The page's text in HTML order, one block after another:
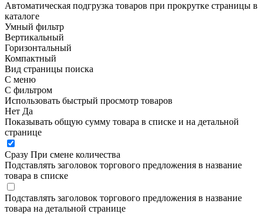
Автоматическая подгрузка товаров при прокрутке страницы в
каталоге
Умный фильтр
Вертикальный
Горизонтальный
Компактный
Вид страницы поиска
С меню
С фильтром
Использовать быстрый просмотр товаров
Нет Да
Показывать общую сумму товара в списке и на детальной
странице
Сразу При смене количества
Подставлять заголовок торгового предложения в название
товара в списке
Подставлять заголовок торгового предложения в название
товара на детальной странице